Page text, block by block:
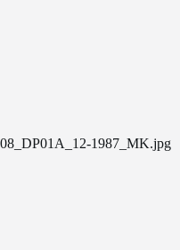
08_DP01A_12-1987_MK.jpg